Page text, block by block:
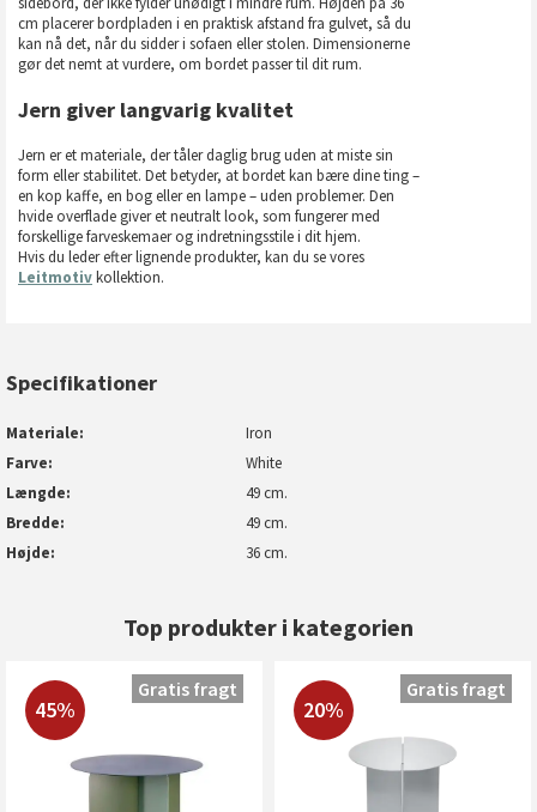
cm placerer bordpladen i en praktisk afstand fra gulvet, så du
kan nå det, når du sidder i sofaen eller stolen. Dimensionerne
gør det nemt at vurdere, om bordet passer til dit rum.
Jern giver langvarig kvalitet
Jern er et materiale, der tåler daglig brug uden at miste sin
form eller stabilitet. Det betyder, at bordet kan bære dine ting –
en kop kaffe, en bog eller en lampe – uden problemer. Den
hvide overflade giver et neutralt look, som fungerer med
forskellige farveskemaer og indretningsstile i dit hjem.
Hvis du leder efter lignende produkter, kan du se vores
Leitmotivkollektion.
Specifikationer
Materiale
Iron
Farve
White
Længde
49 cm.
Bredde
49 cm.
Højde
36 cm.
Top produkter i kategorien
45%
Gratis fragt
20%
Gratis fragt